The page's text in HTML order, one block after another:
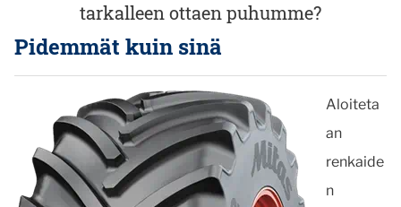
tarkalleen ottaen puhumme?
Pidemmät kuin sinä
Aloiteta
an
renkaide
n